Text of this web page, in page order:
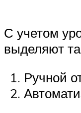
С учетом
выделяют
Ручной